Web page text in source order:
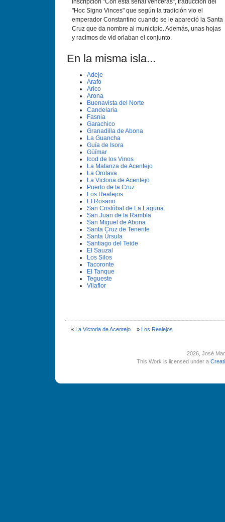
inscripción "Con esta señal vencerás", traducción del
"Hoc Signo Vinces" que según la tradición vio el
emperador Constantino cuando se le apareció la Santa
Cruz que da nombre al municipio. Además, unas hojas
y racimos de vid orlaban el conjunto.
En la misma isla...
Adeje
Arafo
Arico
Arona
Buenavista del Norte
Candelaria
Fasnia
Garachico
Granadilla de Abona
La Guancha
Guí­a de Isora
Güí­mar
Icod de los Vinos
La Matanza de Acentejo
La Orotava
La Victoria de Acentejo
Puerto de la Cruz
Los Realejos
El Rosario
San Cristóbal de La Laguna
San Juan de la Rambla
San Miguel de Abona
Santa Cruz de Tenerife
Santa Úrsula
Santiago del Teide
El Sauzal
Los Silos
Tacoronte
El Tanque
Tegueste
Vilaflor
« La Victoria de Acentejo» Los Realejos
2026, José
This Work is licensed under a